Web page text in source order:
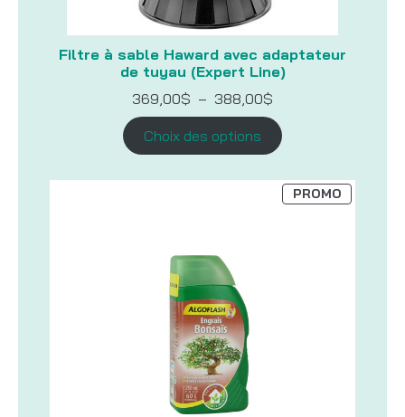
Filtre à sable Haward avec adaptateur
de tuyau (Expert Line)
369,00$ – 388,00$
prix :
369,00$
à
Choix des options
PROMOPRODUIT
EN